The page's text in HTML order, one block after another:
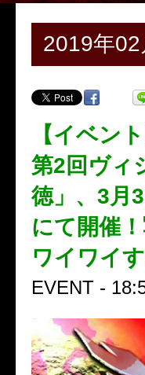
2019年
【イベン
第2回ヴィ
徳」、3月
にて開催
ワイワイ
EVENT -